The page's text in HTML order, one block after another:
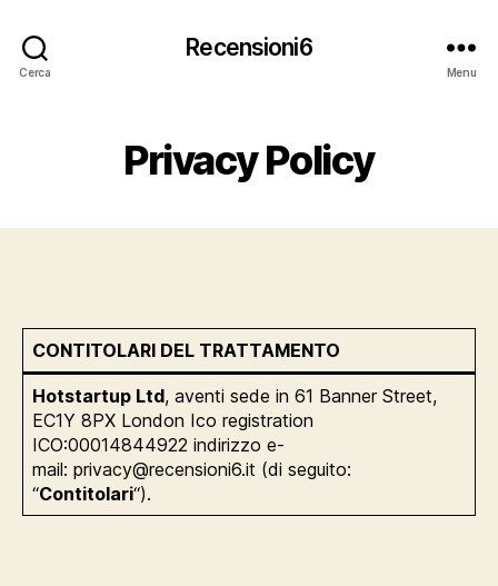
Cerca
Recensioni6
Menu
Privacy Policy
CONTITOLARI DEL TRATTAMENTO
Hotstartup Ltd, aventi sede in 61 Banner Street,
EC1Y 8PX London Ico registration
ICO:00014844922 indirizzo e-
mail: privacy@recensioni6.it (di seguito:
“Contitolari“).